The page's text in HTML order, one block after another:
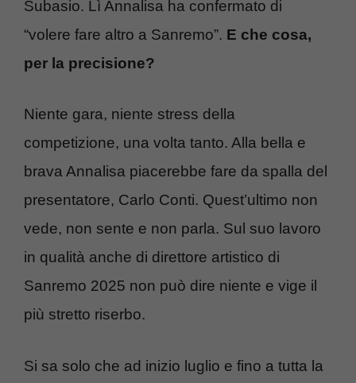
Subasio. Lì Annalisa ha confermato di
“volere fare altro a Sanremo”. E che cosa,
per la precisione?
Niente gara, niente stress della
competizione, una volta tanto. Alla bella e
brava Annalisa piacerebbe fare da spalla del
presentatore, Carlo Conti. Quest’ultimo non
vede, non sente e non parla. Sul suo lavoro
in qualità anche di direttore artistico di
Sanremo 2025 non può dire niente e vige il
più stretto riserbo.
Si sa solo che ad inizio luglio e fino a tutta la